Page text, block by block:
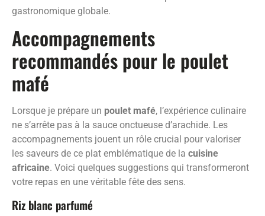
gastronomique globale.
Accompagnements
recommandés pour le poulet
mafé
Lorsque je prépare un poulet mafé, l’expérience culinaire
ne s’arrête pas à la sauce onctueuse d’arachide. Les
accompagnements jouent un rôle crucial pour valoriser
les saveurs de ce plat emblématique de la cuisine
africaine. Voici quelques suggestions qui transformeront
votre repas en une véritable fête des sens.
Riz blanc parfumé